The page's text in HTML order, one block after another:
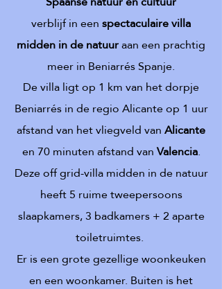
verblijf in eenspectaculaire villa
midden in de natuuraan een prachtig
meer in Beniarrés Spanje.
De villa ligt op 1 km van het dorpje
Beniarrés in de regio Alicante op 1 uur
afstand van het vliegveld vanAlicante
en 70minuten afstand vanValencia.
Deze off grid-villa midden in de natuur
heeft 5 ruime tweepersoons
slaapkamers, 3 badkamers + 2 aparte
toiletruimtes.
Er is een grote gezellige woonkeuken
en een woonkamer. Buiten is het